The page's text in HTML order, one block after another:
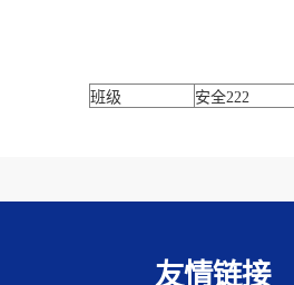
班级
安全222
友情链接